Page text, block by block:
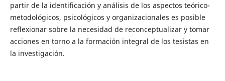
partir de la identificación y análisis de los aspectos teórico-
metodológicos, psicológicos y organizacionales es posible
reflexionar sobre la necesidad de reconceptualizar y tomar
acciones en torno a la formación integral de los tesistas en
la investigación.